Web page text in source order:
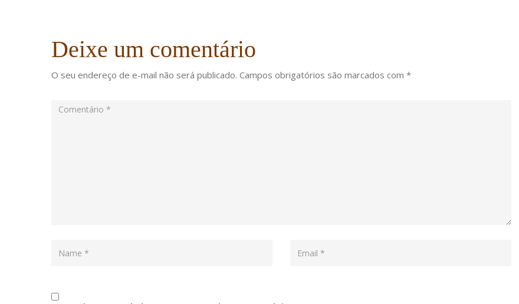
Deixe um comentário
O seu endereço de e-mail não será publicado. Campos obrigatórios são marcados com *